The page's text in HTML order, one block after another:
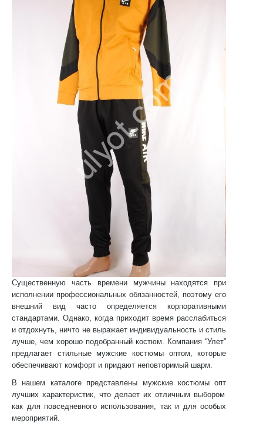
Существенную часть времени мужчины находятся при
исполнении профессиональных обязанностей, поэтому его
внешний вид часто определяется корпоративными
стандартами. Однако, когда приходит время расслабиться
и отдохнуть, ничто не выражает индивидуальность и стиль
лучше, чем хорошо подобранный костюм. Компания “Улет”
предлагает стильные мужские костюмы оптом,
которые
обеспечивают комфорт и придают неповторимый шарм.
В нашем каталоге представлены мужские костюмы опт
лучших характеристик, что делает их отличным выбором
как для повседневного использования, так и для особых
мероприятий.